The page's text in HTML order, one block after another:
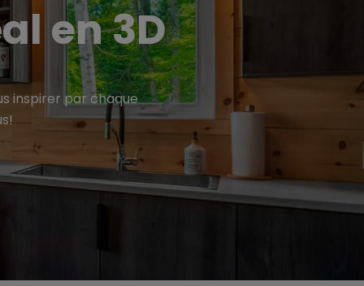
en 3D
inspirer par chaque